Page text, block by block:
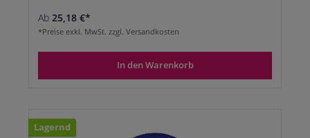
Ab 25,18 €*
*Preise exkl. MwSt. zzgl. Versandkosten
In den Warenkorb
Lagernd